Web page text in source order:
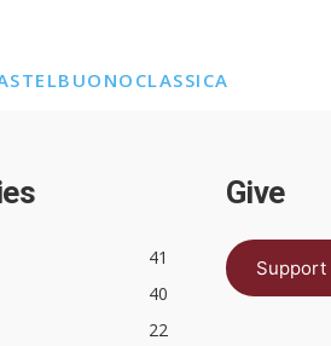
41
40
22
Give